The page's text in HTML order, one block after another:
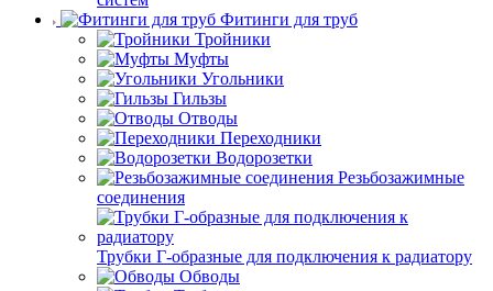
Фитинги для труб
Тройники
Муфты
Угольники
Гильзы
Отводы
Переходники
Водорозетки
Резьбозажимные
соединения
Трубки Г-образные для подключения к радиатору
Обводы